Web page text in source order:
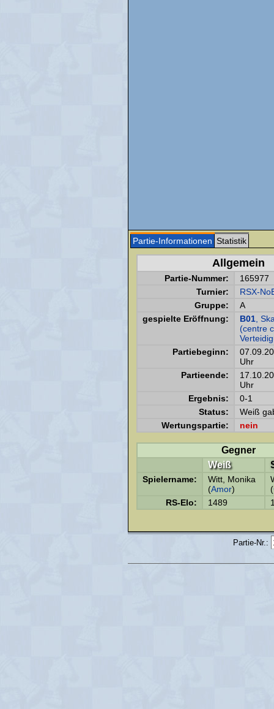
Partie-Informationen Statistik
Allgemein
Partie-Nummer:
165977
Turnier:
RSX-
Gruppe:
A
gespielte Eröffnung:
B01 ,
(centre
Partiebeginn:
Uhr
Partieende:
Uhr
Ergebnis:
0-1
Status:
Weiß
Wertungspartie:
nein
Gegner
Weiß
Spielername:
Witt, Monika
(Amor)
(
RS-Elo:
1489
Partie-Nr.: